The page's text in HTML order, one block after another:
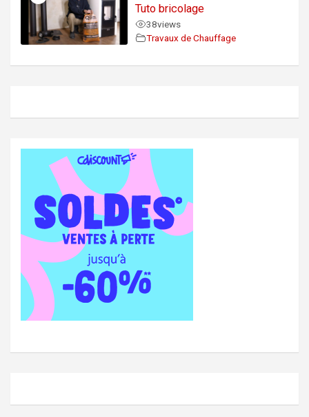
Tuto bricolage
38views
Travaux de Chauffage